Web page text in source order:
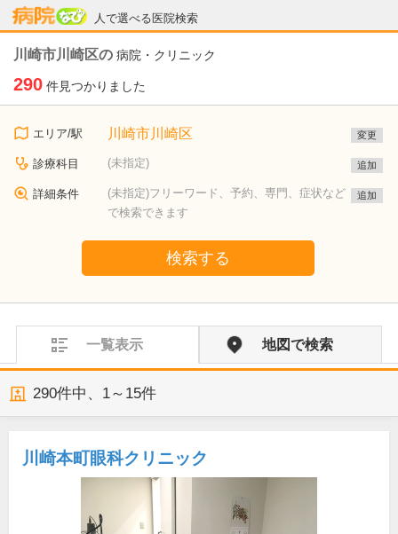
人で選べる医院検索
病院なび
川崎市川崎区の 病院・クリニック
290 件見つかりました
エリア/駅 川崎市川崎区 変更
診療科目 (未指定) 追加
詳細条件
(未指定)フリーワード、予約、専門、症状など
で検索できます
追加
検索する
一覧表示 地図で検索
290件中、 1～15件
川崎本町眼科クリニック